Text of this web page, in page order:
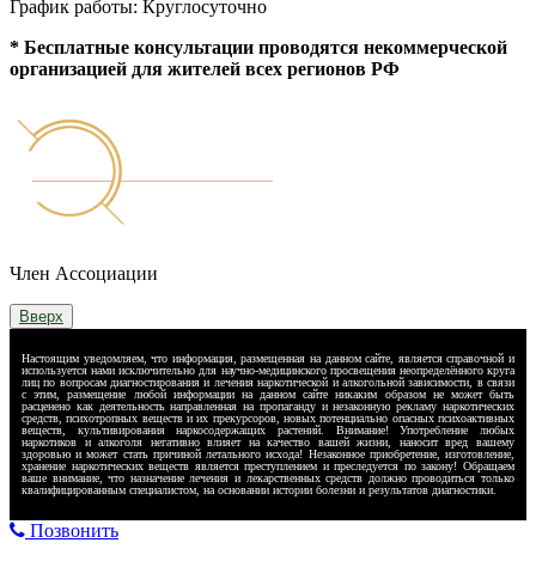
График работы: Круглосуточно
* Бесплатные консультации проводятся некоммерческой
организацией для жителей всех регионов РФ
Член Ассоциации
Вверх
Настоящим уведомляем, что информация, размещенная на данном сайте, является справочной и
используется нами исключительно для научно-медицинского просвещения неопределённого круга
лиц по вопросам диагностирования и лечения наркотической и алкогольной зависимости, в связи
с этим, размещение любой информации на данном сайте никаким образом не может быть
расценено как деятельность направленная на пропаганду и незаконную рекламу наркотических
средств, психотропных веществ и их прекурсоров, новых потенциально опасных психоактивных
веществ, культивирования наркосодержащих растений. Внимание! Употребление любых
наркотиков и алкоголя негативно влияет на качество вашей жизни, наносит вред вашему
здоровью и может стать причиной летального исхода! Незаконное приобретение, изготовление,
хранение наркотических веществ является преступлением и преследуется по закону! Обращаем
ваше внимание, что назначение лечения и лекарственных средств должно проводиться только
квалифицированным специалистом, на основании истории болезни и результатов диагностики.
Позвонить